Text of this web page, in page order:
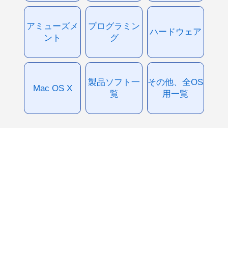
アミューズメ
ント
プログラミン
グ
ハードウェア
Mac OS X
製品ソフト一
覧
その他、全OS
用一覧